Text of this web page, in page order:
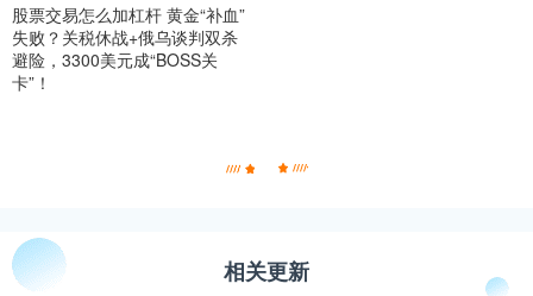
股票交易怎么加杠杆 黄金“补血”
失败？关税休战+俄乌谈判双杀
避险，3300美元成“BOSS关
卡”！
相关更新